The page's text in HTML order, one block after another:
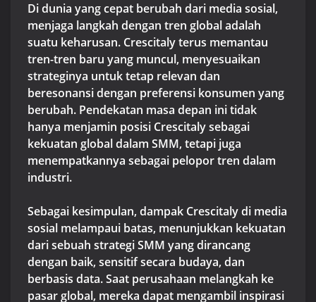
Di dunia yang cepat berubah dari media sosial,
menjaga langkah dengan tren global adalah
suatu keharusan. Crescitaly terus memantau
tren-tren baru yang muncul, menyesuaikan
strateginya untuk tetap relevan dan
beresonansi dengan preferensi konsumen yang
berubah. Pendekatan masa depan ini tidak
hanya menjamin posisi Crescitaly sebagai
kekuatan global dalam SMM, tetapi juga
menempatkannya sebagai pelopor tren dalam
industri.
Sebagai kesimpulan, dampak Crescitaly di media
sosial melampaui batas, menunjukkan kekuatan
dari sebuah strategi SMM yang dirancang
dengan baik, sensitif secara budaya, dan
berbasis data. Saat perusahaan melangkah ke
pasar global, mereka dapat mengambil inspirasi